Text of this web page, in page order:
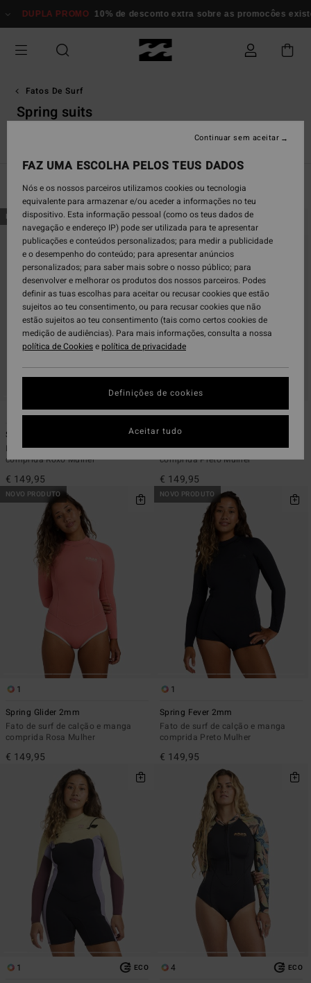
para
seleção
PROMO 10% de desconto extra sobre as promocôes existentes*
Fatos De Surf
Spring suits
Synergy
Filtrar e Ordenar
Avançar
para
procurar
critérios
filtragem
Avançar
para
ordenar
NOVO PRODUTO
Salty Dayz 2mm
Fato de surf de calção e manga
comprida Roxo Mulher
€ 149,95
NOVO PRODUTO
2
Salty Dayz 2mm
Fato de surf de calção e manga
comprida Preto Mulher
€ 149,95
NOVO PRODUTO
1
Spring Glider 2mm
Fato de surf de calção e manga
comprida Rosa Mulher
€ 149,95
NOVO PRODUTO
1
Spring Fever 2mm
Fato de surf de calção e manga
comprida Preto Mulher
€ 149,95
1 ECO 4 ECO
FAZ UMA ESCOLHA PELOS TEUS DADOS
Nós e os nossos parceiros utilizamos cookies ou tecnologia
equivalente para armazenar e/ou aceder a informações no teu
dispositivo. Esta informação pessoal (como os teus dados de
navegação e endereço IP) pode ser utilizada para te apresentar
publicações e conteúdos personalizados; para medir a publicidade
e o desempenho do conteúdo; para apresentar anúncios
personalizados; para saber mais sobre o nosso público; para
desenvolver e melhorar os produtos dos nossos parceiros. Podes
definir as tuas escolhas para aceitar ou recusar cookies que estão
sujeitos ao teu consentimento, ou para recusar cookies que não
estão sujeitos ao teu consentimento (tais como certos cookies de
medição de audiências). Para mais informações, consulta a nossa
política de Cookiesepolítica de privacidade
Definições de cookies
Continuar sem aceitar
Aceitar tudo